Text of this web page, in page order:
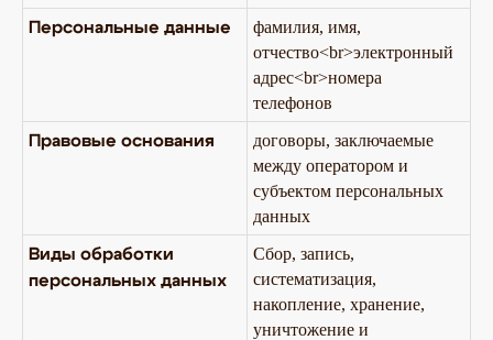
Персональные данные
фамилия, имя,
отчество<br>электронный
адрес<br>номера
телефонов
Правовые основания
договоры, заключаемые
между оператором и
субъектом персональных
данных
Виды обработки
персональных данных
Сбор, запись,
систематизация,
накопление, хранение,
уничтожение и